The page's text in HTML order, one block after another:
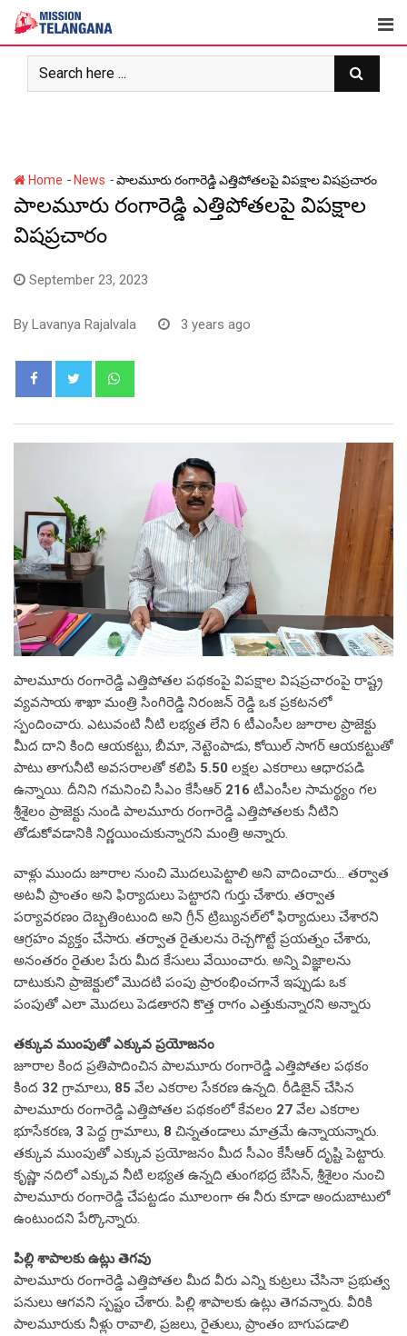
Skip
content
Home - News -పాలమూరు రంగారెడ్డి ఎత్తిపోతలపై విపక్షాల విషప్రచారం
పాలమూరు రంగారెడ్డి ఎత్తిపోతలపై విపక్షాల
విషప్రచారం
September 23, 2023
By Lavanya Rajalvala 3 years ago
పాలమూరు రంగారెడ్డి ఎత్తిపోతల పథకంపై విపక్షాల విషప్రచారంపై రాష్ట్ర
వ్యవసాయ శాఖా మంత్రి సింగిరెడ్డి నిరంజన్ రెడ్డి ఒక ప్రకటనలో
స్పందించారు. ఎటువంటి నీటి లభ్యత లేని 6 టీఎంసీల జూరాల ప్రాజెక్టు
మీద దాని కింది ఆయకట్టు, బీమా, నెట్టెంపాడు, కోయిల్ సాగర్ ఆయకట్టుతో
పాటు తాగునీటి అవసరాలతో కలిపి 5.50 లక్షల ఎకరాలు ఆధారపడి
ఉన్నాయి. దీనిని గమనించి సీఎం కేసీఆర్ 216 టీఎంసీల సామర్థ్యం గల
శ్రీశైలం ప్రాజెక్టు నుండి పాలమూరు రంగారెడ్డి ఎత్తిపోతలకు నీటిని
తోడుకోవడానికి నిర్ణయించుకున్నారని మంత్రి అన్నారు.
వాళ్లు ముందు జూరాల నుంచి మొదలుపెట్టాలి అని వాదించారు… తర్వాత
అటవీ ప్రాంతం అని ఫిర్యాదులు పెట్టారని గుర్తు చేశారు. తర్వాత
పర్యావరణం దెబ్బతింటుంది అని గ్రీన్ ట్రిబ్యునల్‌లో ఫిర్యాదులు చేశారని
ఆగ్రహం వ్యక్తం చేసారు. తర్వాత రైతులను రెచ్చగొట్టే ప్రయత్నం చేశారు,
అనంతరం రైతుల పేరు మీద కేసులు వేయించారు. అన్ని విజ్ఞాలను
దాటుకుని ప్రాజెక్టులో మొదటి పంపు ప్రారంభించగానే ఇప్పుడు ఒక
పంపుతో ఎలా మొదలు పెడతారని కొత్త రాగం ఎత్తుకున్నారని అన్నారు
తక్కువ ముంపుతో ఎక్కువ ప్రయోజనం
జూరాల కింద ప్రతిపాదించిన పాలమూరు రంగారెడ్డి ఎత్తిపోతల పథకం
కింద 32 గ్రామాలు, 85 వేల ఎకరాల సేకరణ ఉన్నది. రీడిజైన్ చేసిన
పాలమూరు రంగారెడ్డి ఎత్తిపోతల పథకంలో కేవలం 27 వేల ఎకరాల
భూసేకరణ, 3 పెద్ద గ్రామాలు, 8 చిన్నతండాలు మాత్రమే ఉన్నాయన్నారు.
తక్కువ ముంపుతో ఎక్కువ ప్రయోజనం మీద సీఎం కేసీఆర్ దృష్టి పెట్టారు.
కృష్ణా నదిలో ఎక్కువ నీటి లభ్యత ఉన్నది తుంగభద్ర బేసిన్, శ్రీశైలం నుంచి
పాలమూరు రంగారెడ్డి చేపట్టడం మూలంగా ఈ నీరు కూడా అందుబాటులో
ఉంటుందని పేర్కొన్నారు.
పిల్లి శాపాలకు ఉట్లు తెగవు
పాలమూరు రంగారెడ్డి ఎత్తిపోతల మీద వీరు ఎన్ని కుట్రలు చేసినా ప్రభుత్వ
పనులు ఆగవని స్పష్టం చేశారు. పిల్లి శాపాలకు ఉట్లు తెగవన్నారు. వీరికి
పాలమూరుకు నీళ్లు రావాలి, ప్రజలు, రైతులు, ప్రాంతం బాగుపడాలి